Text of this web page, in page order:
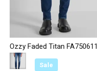
Sale
Ozzy Faded Titan FA750611
Color: — Blauw 7010
Blauw 7010